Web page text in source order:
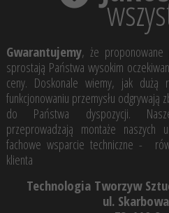
Gwarantujemy, że proponowane
sprostają Państwa wysokim
ceny. Doskonale wiemy, jak dużą
funkcjonowaniu przemysłu odgrywają
do Państwa dyspozycji.
przeprowadzają montaże naszych
fachowe wsparcie techniczne -
klienta
Technologia Tworzyw
ul.